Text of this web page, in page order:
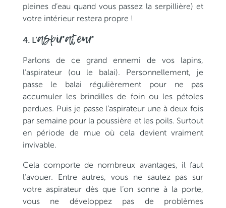
pleines d’eau quand vous passez la serpillière) et
votre intérieur restera propre !
4. L’aspirateur
Parlons de ce grand ennemi de vos lapins,
l’aspirateur (ou le balai). Personnellement, je
passe le balai régulièrement pour ne pas
accumuler les brindilles de foin ou les pétoles
perdues. Puis je passe l’aspirateur une à deux fois
par semaine pour la poussière et les poils. Surtout
en période de mue où cela devient vraiment
invivable.
Cela comporte de nombreux avantages, il faut
l’avouer. Entre autres, vous ne sautez pas sur
votre aspirateur dès que l’on sonne à la porte,
vous ne développez pas de problèmes